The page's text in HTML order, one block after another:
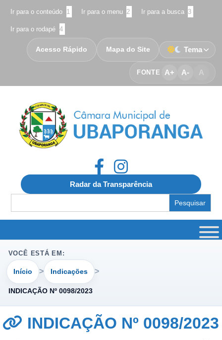
Ir para o conteúdo 1 Ir para o menu 2 Ir para a busca 3
Ir para o rodapé 4
FONTE A+ A- A
Acesso Rápido Mapa do Site Tema
Radar da Transparência
for:
VOCÊ ESTÁ EM:
Início Indicações
INDICAÇÃO Nº 0098/2023
INDICAÇÃO Nº 0098/2023